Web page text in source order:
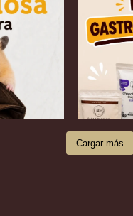
Cargar más